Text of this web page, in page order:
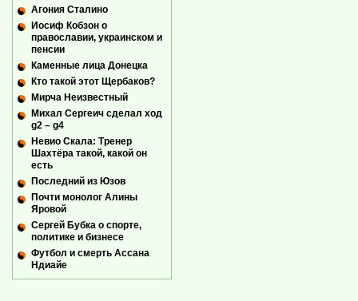
Агония Сталино
Иосиф Кобзон о
православии, украинском и
пенсии
Каменные лица Донецка
Кто такой этот Щербаков?
Мирча Неизвестный
Михал Сергеич сделал ход
g2 – g4
Невио Скала: Тренер
Шахтёра такой, какой он
есть
Последний из Юзов
Почти монолог Алины
Яровой
Сергей Бубка о спорте,
политике и бизнесе
Футбол и смерть Ассана
Ндиайе